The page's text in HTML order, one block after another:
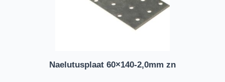
Naelutusplaat 60×140-2,0mm zn